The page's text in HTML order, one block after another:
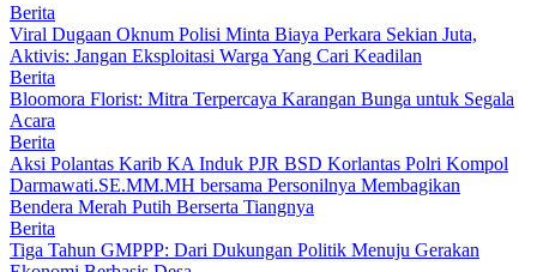
Berita
Viral Dugaan Oknum Polisi Minta Biaya Perkara Sekian Juta,
Aktivis: Jangan Eksploitasi Warga Yang Cari Keadilan
Berita
Bloomora Florist: Mitra Terpercaya Karangan Bunga untuk Segala
Acara
Berita
Aksi Polantas Karib KA Induk PJR BSD Korlantas Polri Kompol
Darmawati.SE.MM.MH bersama Personilnya Membagikan
Bendera Merah Putih Berserta Tiangnya
Berita
Tiga Tahun GMPPP: Dari Dukungan Politik Menuju Gerakan